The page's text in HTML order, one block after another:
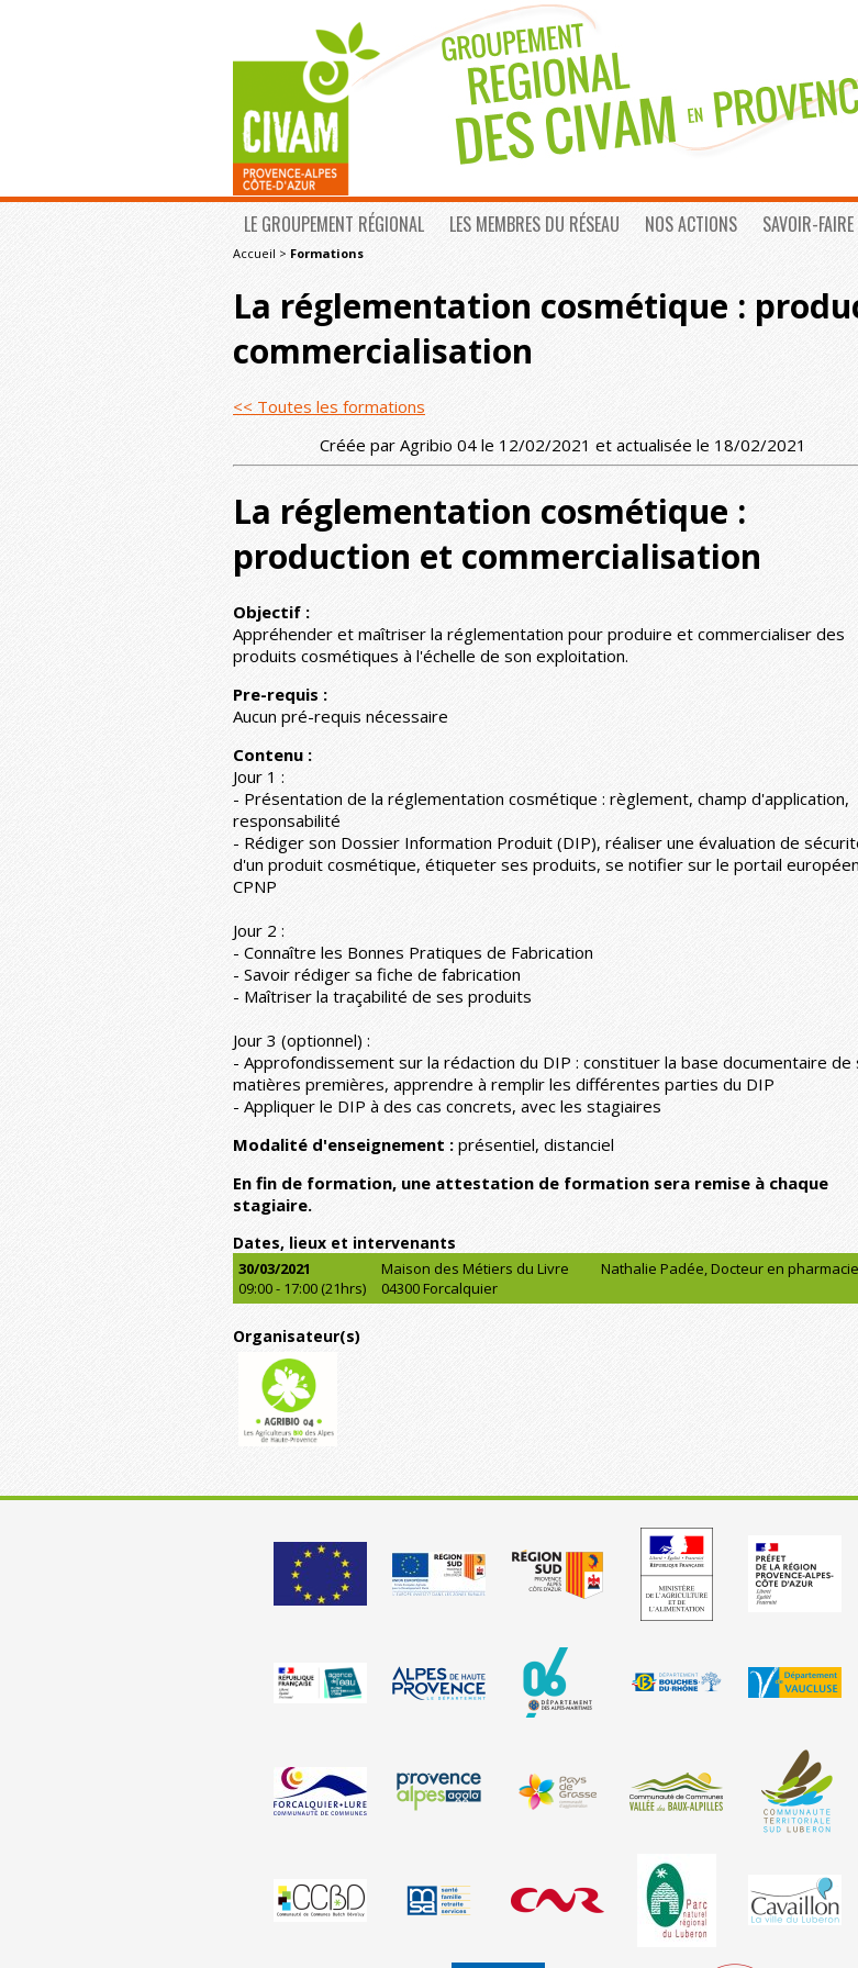
LE GROUPEMENT RÉGIONAL LES MEMBRES DU RÉSEAU NOS ACTIONS SAVOIR-FAIRE
Accueil > Formations
La réglementation cosmétique :
commercialisation
<< Toutes les formations
Créée par Agribio 04 le 12/02/2021 et actualisée le 18/02/2021
La réglementation cosmétique :
production et commercialisation
Objectif :
Appréhender et maîtriser la réglementation pour produire et commercialiser des
produits cosmétiques à l'échelle de son exploitation.
Pre-requis :
Aucun pré-requis nécessaire
Contenu :
Jour 1 :
- Présentation de la réglementation cosmétique : règlement, champ d'application,
responsabilité
- Rédiger son Dossier Information Produit (DIP), réaliser une évaluation de
d'un produit cosmétique, étiqueter ses produits, se notifier sur le portail européen
CPNP
Jour 2 :
- Connaître les Bonnes Pratiques de Fabrication
- Savoir rédiger sa fiche de fabrication
- Maîtriser la traçabilité de ses produits
Jour 3 (optionnel) :
- Approfondissement sur la rédaction du DIP : constituer la base documentaire de
matières premières, apprendre à remplir les différentes parties du DIP
- Appliquer le DIP à des cas concrets, avec les stagiaires
Modalité d'enseignement : présentiel, distanciel
En fin de formation, une attestation de formation sera remise à chaque
stagiaire.
Dates, lieux et intervenants
30/03/2021
09:00 - 17:00 (21hrs)
Maison des Métiers du Livre
04300 Forcalquier
Nathalie Padée, Docteur en
Organisateur(s)